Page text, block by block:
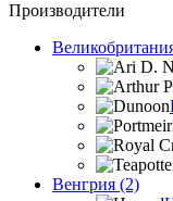
Производители
Венгрия (2)